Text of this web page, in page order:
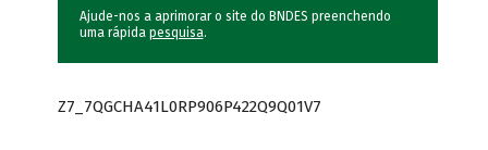
Ajude-nos a aprimorar o site do BNDES preenchendo
uma rápida pesquisa.
Z7_7QGCHA41L0RP906P422Q9Q01V7